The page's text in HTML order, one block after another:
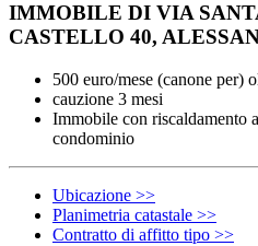
IMMOBILE DI VIA
CASTELLO 40,
500 euro/mese (canone per)
cauzione 3 mesi
Immobile con riscaldamento
condominio
Ubicazione >>
Planimetria catastale >>
Contratto di affitto tipo >>